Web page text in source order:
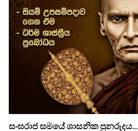
සංඝරාජ සමයේ ශාසනික පුනරුදය...